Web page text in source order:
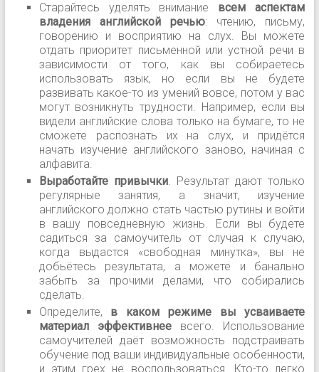
Старайтесь уделять внимание всем аспектам
владения английской речью: чтению, письму,
говорению и восприятию на слух. Вы можете
отдать приоритет письменной или устной речи в
зависимости от того, как вы собираетесь
использовать язык, но если вы не будете
развивать какое-то из умений вовсе, потом у вас
могут возникнуть трудности. Например, если вы
видели английские слова только на бумаге, то не
сможете распознать их на слух, и придётся
начать изучение английского заново, начиная с
алфавита.
Выработайте привычки. Результат дают только
регулярные занятия, а значит, изучение
английского должно стать частью рутины и войти
в вашу повседневную жизнь. Если вы будете
садиться за самоучитель от случая к случаю,
когда выдастся «свободная минутка», вы не
добьётесь результата, а можете и банально
забыть за прочими делами, что собирались
сделать.
Определите, в каком режиме вы усваиваете
материал эффективнее всего. Использование
самоучителей даёт возможность подстраивать
обучение под ваши индивидуальные особенности,
и этим грех не воспользоваться. Кто-то легко